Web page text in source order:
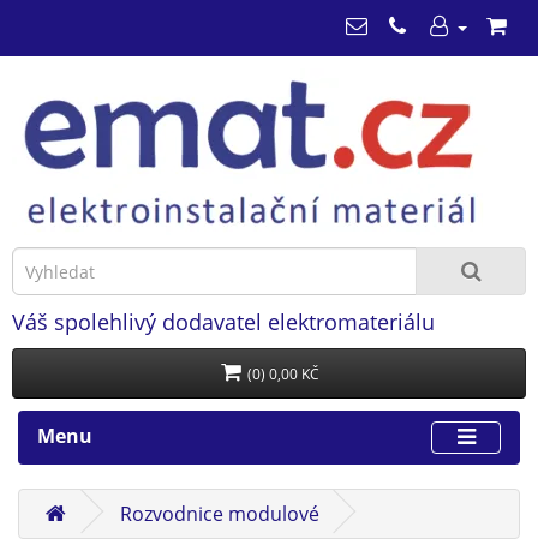
Váš spolehlivý dodavatel elektromateriálu
(0) 0,00 KČ
Menu
Rozvodnice modulové